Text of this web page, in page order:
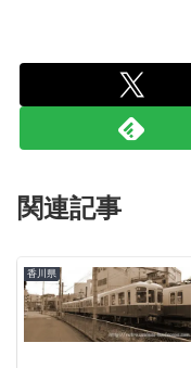
関連記事
香川県